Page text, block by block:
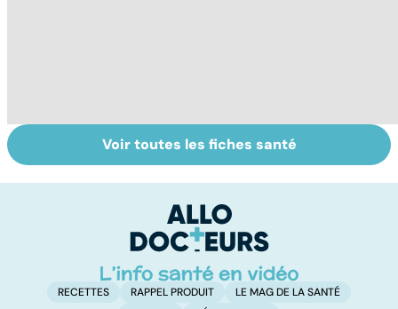
pulmonaire : un
Mediator® : les
cardiologues en
Voir toutes les fiches santé
RECETTES RAPPEL PRODUIT
LE MAG DE LA SANTÉ